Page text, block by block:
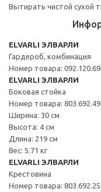
Вытирать чистой сухой
ELVARLI ЭЛВАРЛИ
Гардероб, комбинация
Номер товара: 092.120.69
ELVARLI ЭЛВАРЛИ
Боковая стойка
Номер товара: 803.692.49
Ширина: 30 см
Высота: 4 см
Длина: 219 см
Вес: 5.71 кг
ELVARLI ЭЛВАРЛИ
Крестовина
Номер товара: 803.692.25